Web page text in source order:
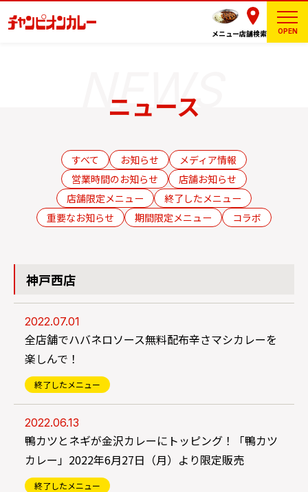
メニュー店舗検索 OPEN
ニュース
すべて お知らせ
メディア情報
営業時間のお知らせ
店舗お知らせ
店舗限定メニュー
終了したメニュー
重要なお知らせ
期間限定メニュー コラボ
神戸西店
2022.07.01
全店舗でハバネロソース無料配布辛さマシカレーを
楽しんで！
終了したメニュー
2022.06.13
鴨カツとネギが金沢カレーにトッピング！「鴨カツ
カレー」2022年6月27日（月）より限定販売
終了したメニュー